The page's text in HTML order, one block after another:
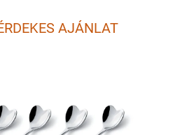
AJÁNLAT